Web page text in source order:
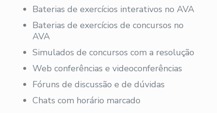
Baterias de exercícios interativos no AVA
Baterias de exercícios de concursos no
AVA
Simulados de concursos com a resolução
Web conferências e videoconferências
Fóruns de discussão e de dúvidas
Chats com horário marcado